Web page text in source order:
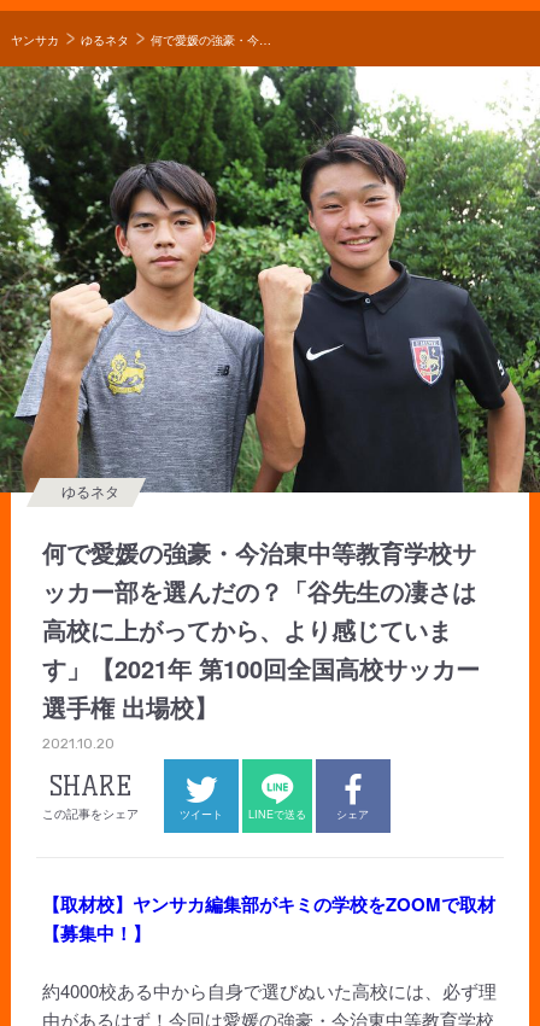
ヤンサカ ゆるネタ 何で愛媛の強豪・今治東中等教育学校サッカー部を選んだの？「谷先生の凄さは高校に上がってから、より感じています」【2021年 第100回全国高校サッカー選手権 出場校】
何で愛媛の強豪・今治東中等教育学校サ
ッカー部を選んだの？「谷先生の凄さは
高校に上がってから、より感じていま
す」【2021年 第100回全国高校サッカー
選手権 出場校】
ゆるネタ
2021.10.20
SHARE
この記事をシェア ツイート LINEで送る シェア
【取材校】ヤンサカ編集部がキミの学校をZOOMで取材
【募集中！】
約4000校ある中から自身で選びぬいた高校には、必ず理
由があるはず！今回は愛媛の強豪・今治東中等教育学校